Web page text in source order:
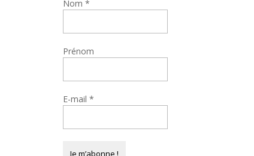
Nom*
Prénom
E-mail*